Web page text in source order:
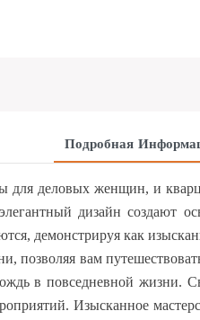
Подробная
для деловых женщин, и
дизайн создают
демонстрируя как
позволяя вам
в повседневной жизни.
Изысканное